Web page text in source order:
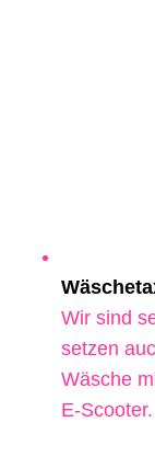
Wir sind
setzen
Wäsche
E-Scooter.